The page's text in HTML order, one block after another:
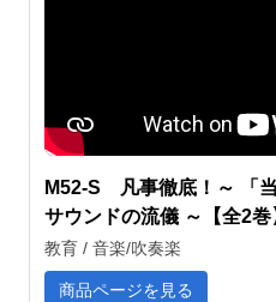
M52-S 凡事徹底！～ 「
サウンドの流儀 ～【全2巻
教育 / 音楽/吹奏楽
商品ページを見る